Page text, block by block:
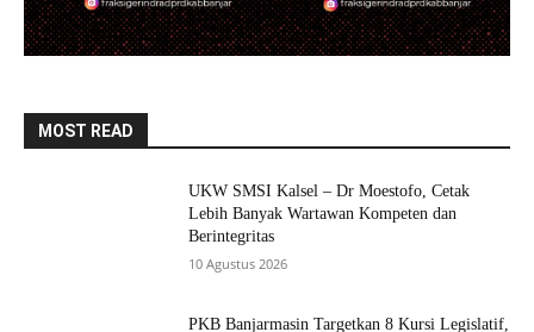
MOST READ
UKW SMSI Kalsel – Dr Moestofo, Cetak
Lebih Banyak Wartawan Kompeten dan
Berintegritas
10 Agustus 2026
PKB Banjarmasin Targetkan 8 Kursi Legislatif,